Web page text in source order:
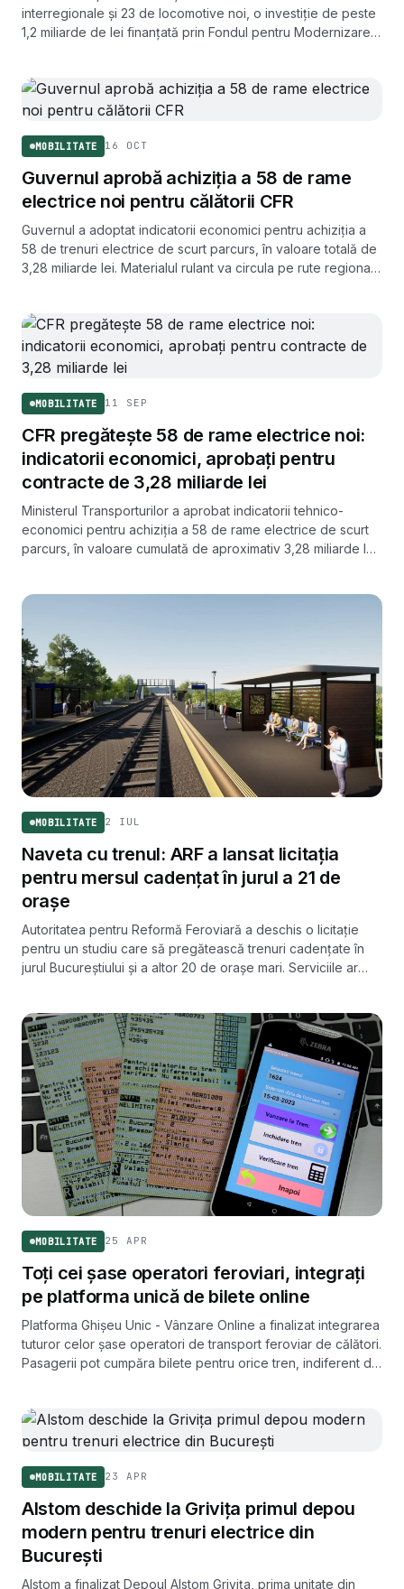
interregionale și 23 de locomotive noi, o investiție de peste
1,2 miliarde de lei finanțată prin Fondul pentru Modernizare.
MOBILITATE 16 OCT
Guvernul aprobă achiziția a 58 de rame
electrice noi pentru călătorii CFR
Guvernul a adoptat indicatorii economici pentru achiziția a
58 de trenuri electrice de scurt parcurs, în valoare totală de
3,28 miliarde lei. Materialul rulant va circula pe rute regionale
MOBILITATE 11 SEP
CFR pregătește 58 de rame electrice noi:
indicatorii economici, aprobați pentru
contracte de 3,28 miliarde lei
Ministerul Transporturilor a aprobat indicatorii tehnico-
economici pentru achiziția a 58 de rame electrice de scurt
parcurs, în valoare cumulată de aproximativ 3,28 miliarde lei.
MOBILITATE 2 IUL
Naveta cu trenul: ARF a lansat licitația
pentru mersul cadențat în jurul a 21 de
orașe
Autoritatea pentru Reformă Feroviară a deschis o licitație
pentru un studiu care să pregătească trenuri cadențate în
jurul Bucureștiului și a altor 20 de orașe mari. Serviciile ar
MOBILITATE 25 APR
Toți cei șase operatori feroviari, integrați
pe platforma unică de bilete online
Platforma Ghișeu Unic - Vânzare Online a finalizat integrarea
tuturor celor șase operatori de transport feroviar de călători.
Pasagerii pot cumpăra bilete pentru orice tren, indiferent de
MOBILITATE 23 APR
Alstom deschide la Grivița primul depou
modern pentru trenuri electrice din
București
Alstom a finalizat Depoul Alstom Grivița, prima unitate din